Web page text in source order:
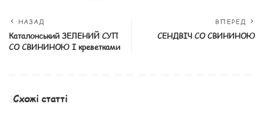
НАЗАД
Каталонський ЗЕЛЕНИЙ СУП
СО СВИНИНОЮ І креветками
ВПЕРЕД
СЕНДВІЧ СО СВИНИНОЮ
Схожі статті